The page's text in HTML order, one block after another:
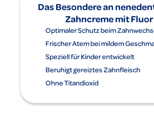
Das Besondere an
Zahncreme mit
Optimaler Schutz beim
Frischer Atem bei mildem
Speziell für Kinder entwickelt
Beruhigt gereiztes Zahnfleisch
Ohne Titandioxid